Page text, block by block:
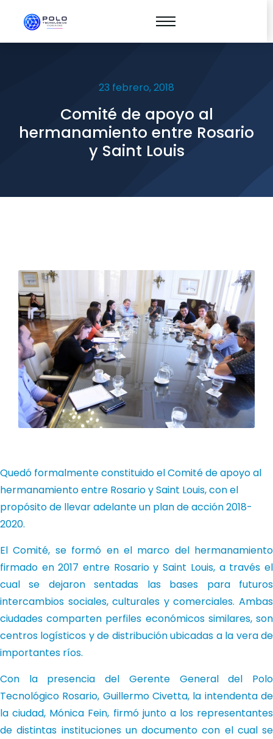
23 febrero, 2018
Comité de apoyo al
hermanamiento entre Rosario
y Saint Louis
Quedó formalmente constituido el Comité de apoyo al
hermanamiento entre Rosario y Saint Louis, con el
propósito de llevar adelante un plan de acción 2018-
2020.
El Comité, se formó en el marco del hermanamiento
firmado en 2017 entre Rosario y Saint Louis, a través el
cual se dejaron sentadas las bases para futuros
intercambios sociales, culturales y comerciales. Ambas
ciudades comparten perfiles económicos similares, son
centros logísticos y de distribución ubicadas a la vera de
importantes ríos.
Con la presencia del Gerente General del Polo
Tecnológico Rosario, Guillermo Civetta, la intendenta de
la ciudad, Mónica Fein, firmó junto a los representantes
de distintas instituciones un documento con el cual se